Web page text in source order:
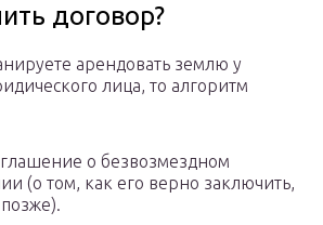
договор?
арендовать землю у
лица, то алгоритм
о безвозмездном
(о том, как его верно заключить,